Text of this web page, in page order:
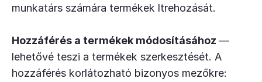
munkatárs számára termékek ltrehozását.
Hozzáférés a termékek módosításához —
lehetővé teszi a termékek szerkesztését. A
hozzáférés korlátozható bizonyos mezőkre: